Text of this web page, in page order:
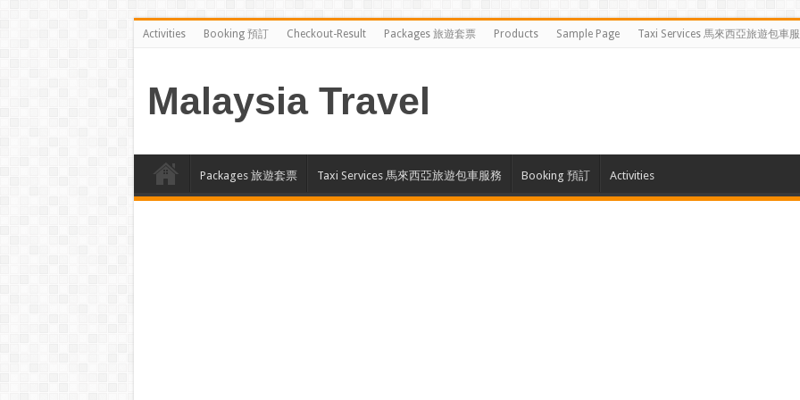
Activities Booking 預訂 Checkout-Result Packages 旅遊套票 Products Sample Page Taxi Services 馬來西亞旅遊包車
Malaysia Travel
Packages 旅遊套票 Taxi Services 馬來西亞旅遊包車服務 Booking 預訂 Activities